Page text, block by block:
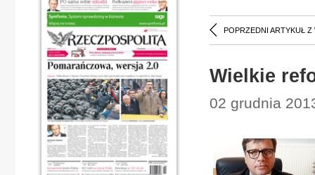
POPRZEDNI ARTYKUŁ Z
Wielkie
02 grudnia